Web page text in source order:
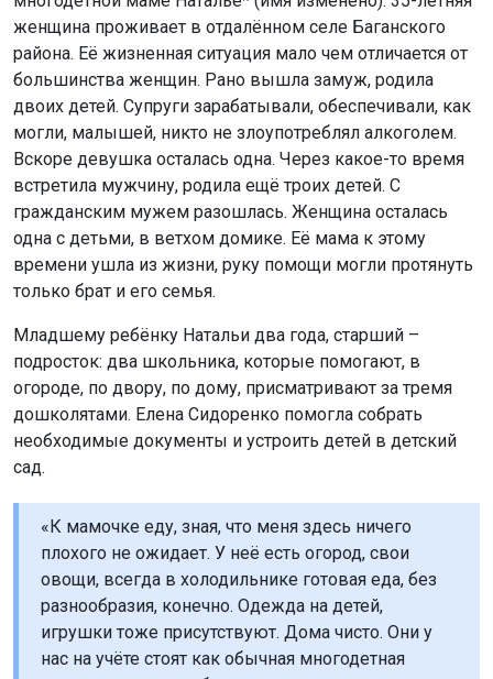
женщина проживает в отдалённом селе Баганского
района. Её жизненная ситуация мало чем отличается от
большинства женщин. Рано вышла замуж, родила
двоих детей. Супруги зарабатывали, обеспечивали, как
могли, малышей, никто не злоупотреблял алкоголем.
Вскоре девушка осталась одна. Через какое-то время
встретила мужчину, родила ещё троих детей. С
гражданским мужем разошлась. Женщина осталась
одна с детьми, в ветхом домике. Её мама к этому
времени ушла из жизни, руку помощи могли протянуть
только брат и его семья.
Младшему ребёнку Натальи два года, старший –
подросток: два школьника, которые помогают, в
огороде, по двору, по дому, присматривают за тремя
дошколятами. Елена Сидоренко помогла собрать
необходимые документы и устроить детей в детский
сад.
«К мамочке еду, зная, что меня здесь ничего
плохого не ожидает. У неё есть огород, свои
овощи, всегда в холодильнике готовая еда, без
разнообразия, конечно. Одежда на детей,
игрушки тоже присутствуют. Дома чисто. Они у
нас на учёте стоят как обычная многодетная